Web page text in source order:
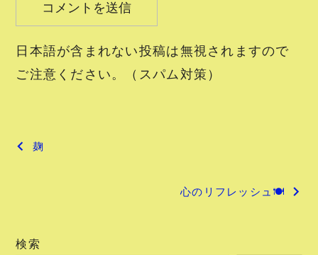
日本語が含まれない投稿は無視されますので
ご注意ください。（スパム対策）
投
麹
心のリフレッシュ🍽
検索